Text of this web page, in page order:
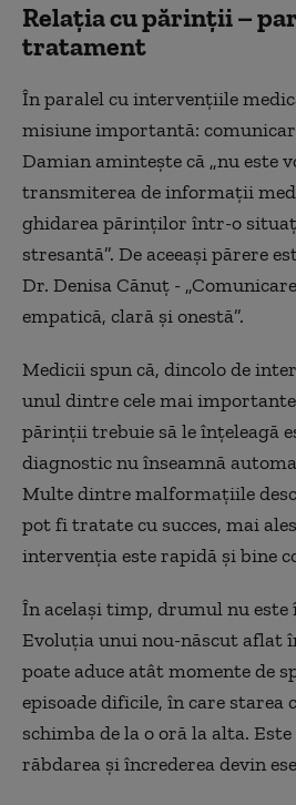
Relația cu părinții –
tratament
În paralel cu intervențiile
misiune importantă:
Damian amintește că „nu este
transmiterea de informații
ghidarea părinților într-o
stresantă”. De aceeași părere
Dr. Denisa Cănuț -
empatică, clară și onestă”.
Medicii spun că, dincolo de
unul dintre cele mai
părinții trebuie să le înțeleagă
diagnostic nu înseamnă
Multe dintre malformațiile
pot fi tratate cu succes, mai
intervenția este rapidă și bine
În același timp, drumul nu
Evoluția unui nou-născut aflat
poate aduce atât momente de
episoade dificile, în care starea
schimba de la o oră la alta.
răbdarea și încrederea devin